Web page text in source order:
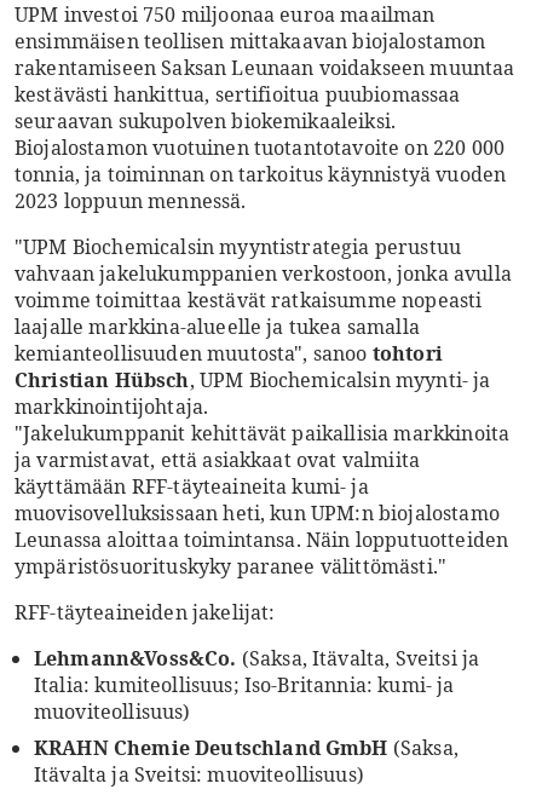
UPM investoi 750 miljoonaa euroa maailman
ensimmäisen teollisen mittakaavan biojalostamon
rakentamiseen Saksan Leunaan voidakseen muuntaa
kestävästi hankittua, sertifioitua puubiomassaa
seuraavan sukupolven biokemikaaleiksi.
Biojalostamon vuotuinen tuotantotavoite on 220 000
tonnia, ja toiminnan on tarkoitus käynnistyä vuoden
2023 loppuun mennessä.
"UPM Biochemicalsin myyntistrategia perustuu
vahvaan jakelukumppanien verkostoon, jonka avulla
voimme toimittaa kestävät ratkaisumme nopeasti
laajalle markkina-alueelle ja tukea samalla
kemianteollisuuden muutosta", sanoo tohtori
Christian Hübsch, UPM Biochemicalsin myynti- ja
markkinointijohtaja.
"Jakelukumppanit kehittävät paikallisia markkinoita
ja varmistavat, että asiakkaat ovat valmiita
käyttämään RFF-täyteaineita kumi- ja
muovisovelluksissaan heti, kun UPM:n biojalostamo
Leunassa aloittaa toimintansa. Näin lopputuotteiden
ympäristösuorituskyky paranee välittömästi."
RFF-täyteaineiden jakelijat:
Lehmann&Voss&Co. (Saksa, Itävalta, Sveitsi ja
Italia: kumiteollisuus; Iso-Britannia: kumi- ja
muoviteollisuus)
KRAHN Chemie Deutschland GmbH (Saksa,
Itävalta ja Sveitsi: muoviteollisuus)